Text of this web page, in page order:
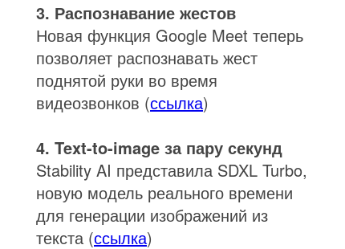
3. Распознавание жестов
Новая функция Google Meet теперь
позволяет распознавать жест
поднятой руки во время
видеозвонков (ссылка)
4. Text-to-image за пару секунд
Stability AI представила SDXL Turbo,
новую модель реального времени
для генерации изображений из
текста (ссылка)